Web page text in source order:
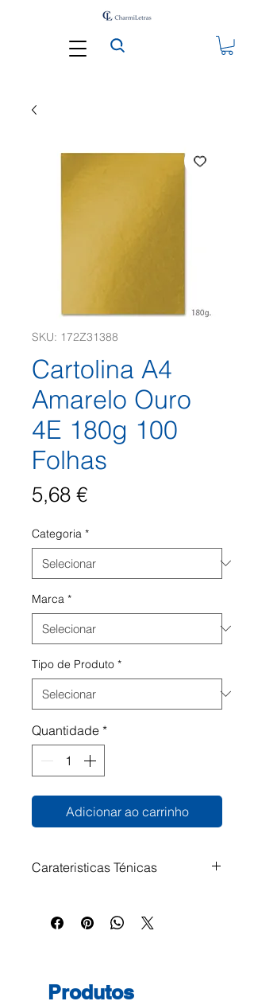
SKU: 172Z31388
Cartolina A4
Amarelo Ouro
4E 180g 100
Folhas
5,68 €Preço
Categoria *
Marca *
Tipo de Produto *
Quantidade *
Adicionar ao carrinho
Carateristicas Ténicas
trabalhos manuais.
Produtos